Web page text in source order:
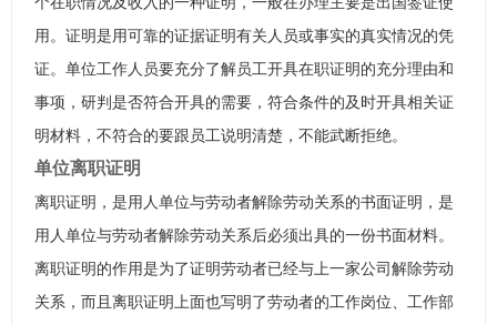
用。证明是用可靠的证据证明有关人员或事实的真实情况的凭
证。单位工作人员要充分了解员工开具在职证明的充分理由和
事项，研判是否符合开具的需要，符合条件的及时开具相关证
明材料，不符合的要跟员工说明清楚，不能武断拒绝。
单位离职证明
离职证明，是用人单位与劳动者解除劳动关系的书面证明，是
用人单位与劳动者解除劳动关系后必须出具的一份书面材料。
离职证明的作用是为了证明劳动者已经与上一家公司解除劳动
关系，而且离职证明上面也写明了劳动者的工作岗位、工作部